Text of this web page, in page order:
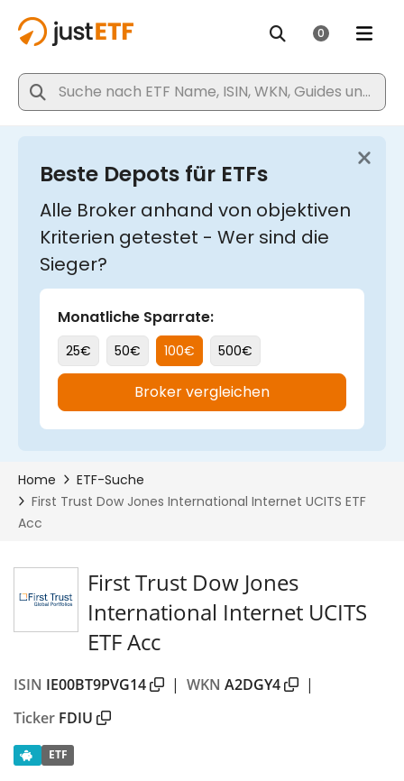
First Trust Dow Jones
International Internet UCITS
ETF Acc
ISIN IE00BT9PVG14 | WKN A2DGY4
|
Ticker FDIU
ETF